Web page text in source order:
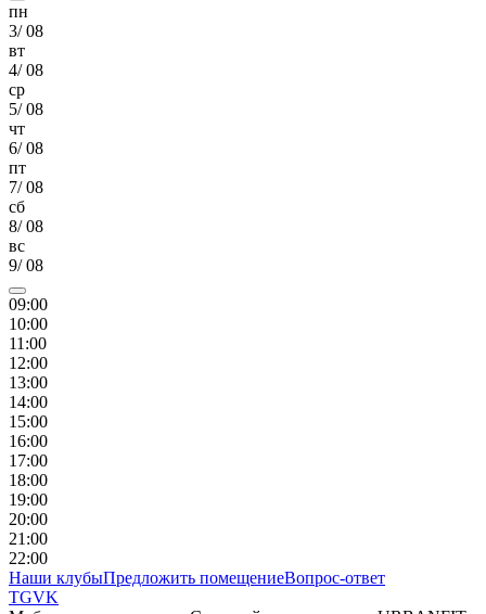
пн
3/08
вт
4/08
ср
5/08
чт
6/08
пт
7/08
сб
8/08
вс
9/08
09:00
10:00
11 :00
12:00
13:00
14:00
15:00
16:00
17:00
18:00
19:00
20:00
21 :00
22:00
Наши клубыПредложить помещениеВопрос-ответ
TGVK